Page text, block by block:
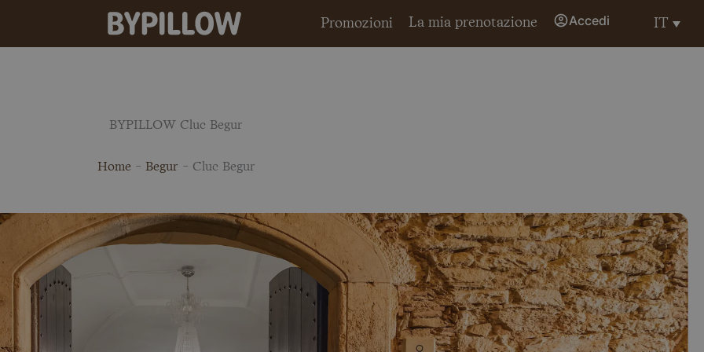
Promozioni La mia prenotazione Accedi IT
BYPILLOW Cluc Begur
Home - Begur - Cluc Begur